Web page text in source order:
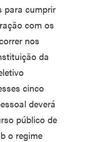
para cumprir
com os
nos
da
cinco
deverá
público de
o regime